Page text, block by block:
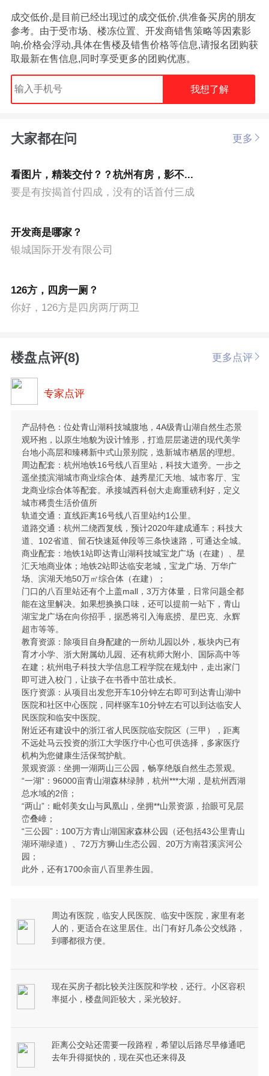
成交低价,是目前已经出现过的成交低价,供准备买房的朋友
参考。由于受市场、楼冻位置、开发商错售策略等因素影
响,价格会浮动,具体在售楼及错售价格等信息,请报名团购获
取最新在售信息,同时享受更多的团购优惠。
我想了解
大家都在问 更多
看图片，精装交付？？杭州有房，影不...
要是有按揭首付四成，没有的话首付三成
开发商是哪家？
银城国际开发有限公司
126方，四房一厕？
你好，126方是四房两厅两卫
楼盘点评(8) 更多点评
专家点评
产品特色：位处青山湖科技城腹地，4A级青山湖自然生态景
观环抱，以原生地貌为设计雏形，打造层层递进的现代美学
台地小高层和臻稀新中式山景别院，迭新城市栖居的理想。
周边配套：杭州地铁16号线八百里站，科技大道旁。一步之
遥坐揽滨湖城市商业综合体、越秀星汇天地、城市客厅、宝
龙商业综合体等配套。承接城西科创大走廊重磅利好，定义
城市稀贵生活价值所
轨道交通：直线距离16号线八百里站约1公里。
道路交通：杭州二绕西复线，预计2020年建成通车；科技大
道、102省道、留石快速延伸段等三条快速路，可通达全城。
商业配套：地铁1站即达青山湖科技城宝龙广场（在建）、星
汇天地商业体；地铁2站即达临安老城，宝龙广场、万华广
场、滨湖天地50万㎡综合体（在建）；
门口的八百里站还有个上盖mall，3万方体量，日常问题全都
能在这里解决。如果想换换口味，还可以提前一站下，青山
湖宝龙广场在向你招手，据悉将引入海底捞、星巴克、永辉
超市等等。
教育资源：除项目自身配建的一所幼儿园以外，板块内已有
育才小学、浙大附属幼儿园、还有杭师大附小、国际高中等
在建；杭州电子科技大学信息工程学院在规划中，走出家门
即可进入校门，让孩子在书香中茁壮成长。
医疗资源：从项目出发您开车10分钟左右即可到达青山湖中
医院和社区中心医院，同样驱车10分钟左右可以到达临安人
民医院和临安中医院。
附近还有建设中的浙江省人民医院临安院区（三甲），距离
不远处马云投资的浙江大学医疗中心也可供选择，多家医疗
机构为您健康生活保驾护航。
景观资源：坐拥一湖两山三公园，畅享绝版自然生态景观。
“一湖”：96000亩青山湖森林绿肺，杭州***大湖，是杭州西湖
总水域的2倍；
“两山”：毗邻美女山与凤凰山，坐拥**山景资源，抬眼可见层
峦叠嶂；
“三公园”：100万方青山湖国家森林公园（还包括43公里青山
湖环湖绿道）、72万方狮山生态公园、20万方南苕溪滨河公
园；
此外，还有1700余亩八百里养生园。
周边有医院，临安人民医院、临安中医院，家里有老
人的，更适合在这里居住。出门有好几条公交线路，
到哪都很方便。
现在买房子都比较关注医院和学校，还行。小区容积
率挺小，楼盘间距较大，采光较好。
距离公交站还需要一段路程，希望以后路尽早修通吧
去年升得挺快的，现在买也还来得及